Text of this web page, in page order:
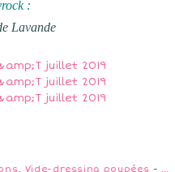
:
Lavande
, Vide-dressing poupées - …